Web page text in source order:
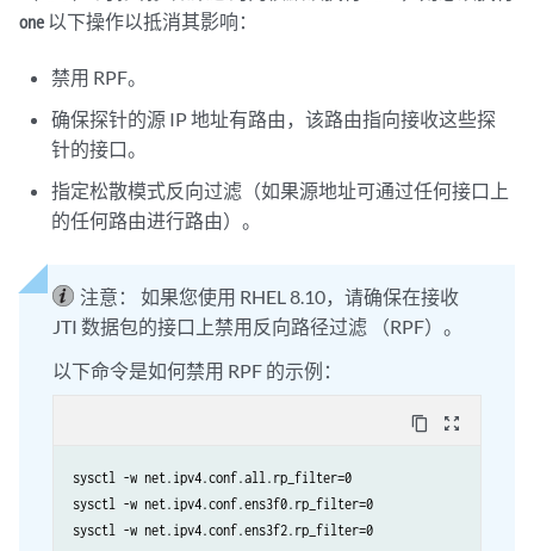
one 以下操作以抵消其影响：
禁用 RPF。
确保探针的源 IP 地址有路由，该路由指向接收这些探
针的接口。
指定松散模式反向过滤（如果源地址可通过任何接口上
的任何路由进行路由）。
注意：
如果您使用 RHEL 8.10，请确保在接收
JTI 数据包的接口上禁用反向路径过滤 （RPF）。
以下命令是如何禁用 RPF 的示例：
content_copy zoom_out_map
sysctl -w net.ipv4.conf.all.rp_filter=0
sysctl -w net.ipv4.conf.ens3f0.rp_filter=0
sysctl -w net.ipv4.conf.ens3f2.rp_filter=0